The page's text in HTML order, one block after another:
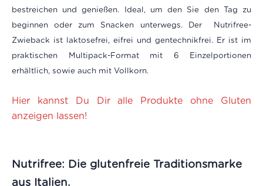
bestreichen und genießen. Ideal, um den Sie den Tag zu
beginnen oder zum Snacken unterwegs. Der Nutrifree-
Zwieback ist laktosefrei, eifrei und gentechnikfrei. Er ist im
praktischen Multipack-Format mit 6 Einzelportionen
erhältlich, sowie auch mit Vollkorn.
Hier kannst Du Dir alle Produkte ohne Gluten
anzeigen lassen!
Nutrifree: Die glutenfreie Traditionsmarke
aus Italien.